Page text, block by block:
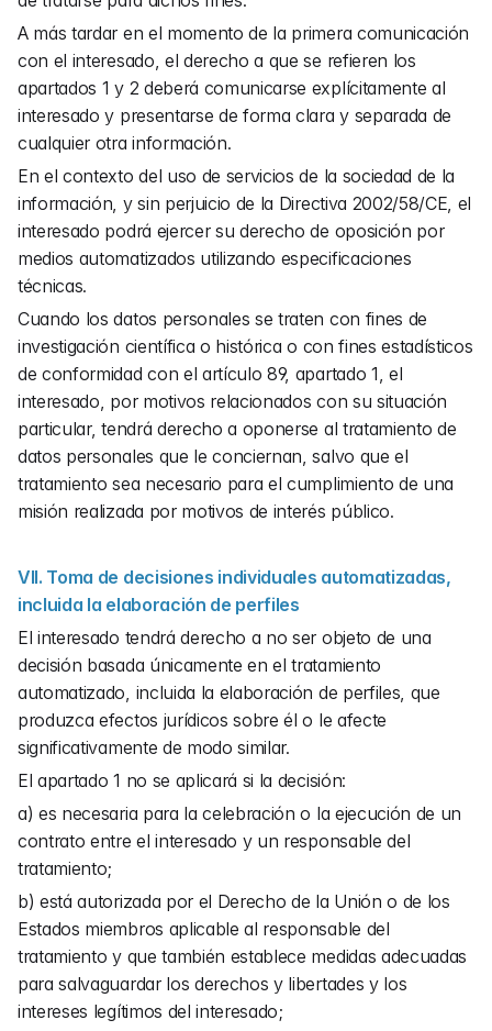
A más tardar en el momento de la primera comunicación
con el interesado, el derecho a que se refieren los
apartados 1 y 2 deberá comunicarse explícitamente al
interesado y presentarse de forma clara y separada de
cualquier otra información.
En el contexto del uso de servicios de la sociedad de la
información, y sin perjuicio de la Directiva 2002/58/CE, el
interesado podrá ejercer su derecho de oposición por
medios automatizados utilizando especificaciones
técnicas.
Cuando los datos personales se traten con fines de
investigación científica o histórica o con fines estadísticos
de conformidad con el artículo 89, apartado 1, el
interesado, por motivos relacionados con su situación
particular, tendrá derecho a oponerse al tratamiento de
datos personales que le conciernan, salvo que el
tratamiento sea necesario para el cumplimiento de una
misión realizada por motivos de interés público.
VII. Toma de decisiones individuales automatizadas,
incluida la elaboración de perfiles
El interesado tendrá derecho a no ser objeto de una
decisión basada únicamente en el tratamiento
automatizado, incluida la elaboración de perfiles, que
produzca efectos jurídicos sobre él o le afecte
significativamente de modo similar.
El apartado 1 no se aplicará si la decisión:
a) es necesaria para la celebración o la ejecución de un
contrato entre el interesado y un responsable del
tratamiento;
b) está autorizada por el Derecho de la Unión o de los
Estados miembros aplicable al responsable del
tratamiento y que también establece medidas adecuadas
para salvaguardar los derechos y libertades y los
intereses legítimos del interesado;